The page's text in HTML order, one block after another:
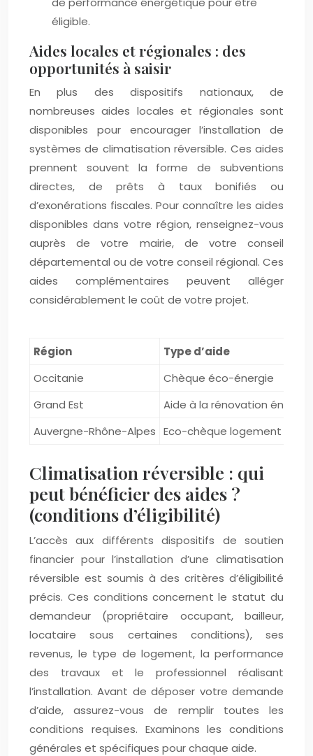
éligible.
Aides locales et régionales : des
opportunités à saisir
En plus des dispositifs nationaux, de
nombreuses aides locales et régionales sont
disponibles pour encourager l’installation de
systèmes de climatisation réversible. Ces aides
prennent souvent la forme de subventions
directes, de prêts à taux bonifiés ou
d’exonérations fiscales. Pour connaître les aides
disponibles dans votre région, renseignez-vous
auprès de votre mairie, de votre conseil
départemental ou de votre conseil régional. Ces
aides complémentaires peuvent alléger
considérablement le coût de votre projet.
Région
Type d’aide
Occitanie
Chèque éco-énergie
Grand Est
Aide à la rénovation
Auvergne-Rhône-Alpes Eco-chèque logement
Climatisation réversible : qui
peut bénéficier des aides ?
(conditions d’éligibilité)
L’accès aux différents dispositifs de soutien
financier pour l’installation d’une climatisation
réversible est soumis à des critères d’éligibilité
précis. Ces conditions concernent le statut du
demandeur (propriétaire occupant, bailleur,
locataire sous certaines conditions), ses
revenus, le type de logement, la performance
des travaux et le professionnel réalisant
l’installation. Avant de déposer votre demande
d’aide, assurez-vous de remplir toutes les
conditions requises. Examinons les conditions
générales et spécifiques pour chaque aide.